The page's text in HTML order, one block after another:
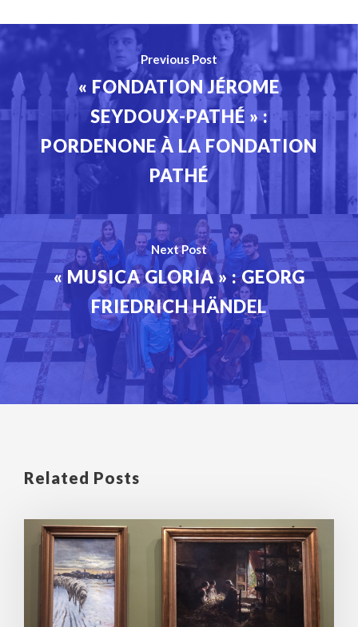
Previous Post
« FONDATION JÉROME
SEYDOUX-PATHÉ » :
PORDENONE À LA FONDATION
PATHÉ
Next Post
« MUSICA GLORIA » : GEORG
FRIEDRICH HÄNDEL
Related Posts